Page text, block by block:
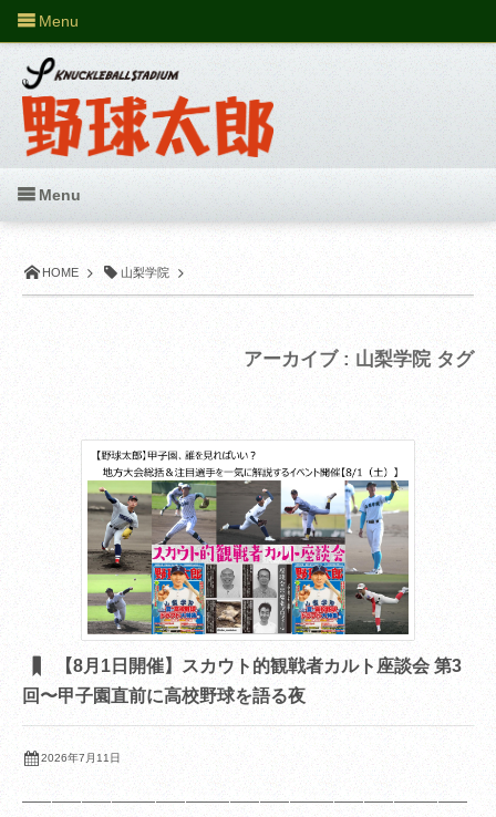
HOME 山梨学院
アーカイブ : 山梨学院 タグ
【8月1日開催】スカウト的観戦者カルト座談会 第3
回〜甲子園直前に高校野球を語る夜
2026年7月11日
――――――――――――――――――――――――――――――
Menu
Menu